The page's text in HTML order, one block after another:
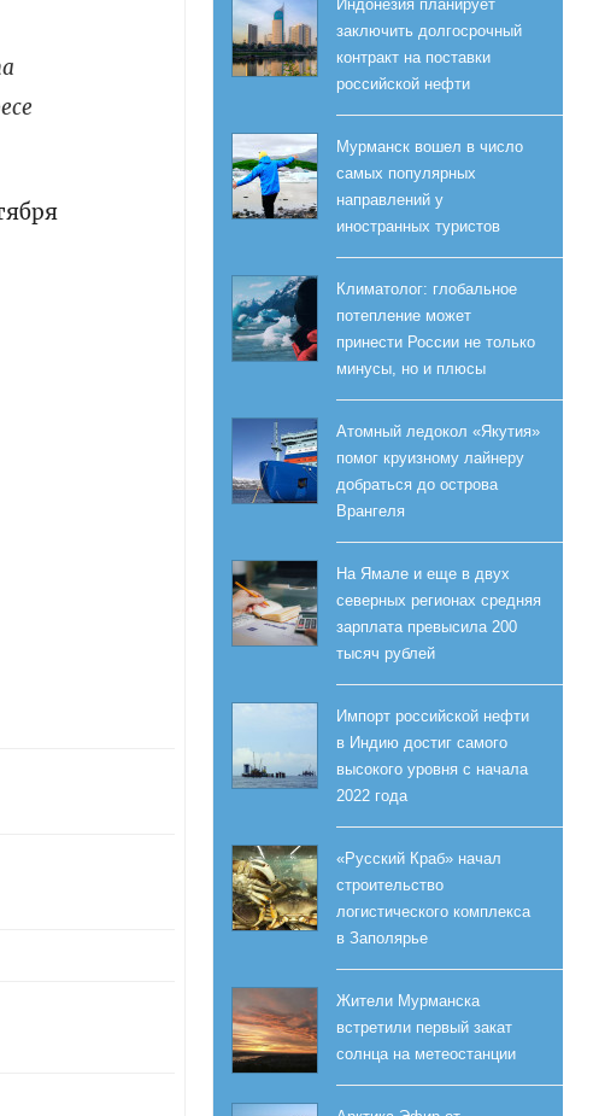
Индонезия планирует
заключить долгосрочный
контракт на поставки
российской нефти
Мурманск вошел в число
самых популярных
направлений у
иностранных туристов
Климатолог: глобальное
потепление может
принести России не только
минусы, но и плюсы
Атомный ледокол «Якутия»
помог круизному лайнеру
добраться до острова
Врангеля
На Ямале и еще в двух
северных регионах средняя
зарплата превысила 200
тысяч рублей
Импорт российской нефти
в Индию достиг самого
высокого уровня с начала
2022 года
«Русский Краб» начал
строительство
логистического комплекса
в Заполярье
Жители Мурманска
встретили первый закат
солнца на метеостанции